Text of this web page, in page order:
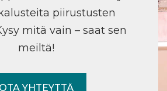
piirustusten
mitä vain – saat sen
meiltä!
OTA YHTEYTTÄ